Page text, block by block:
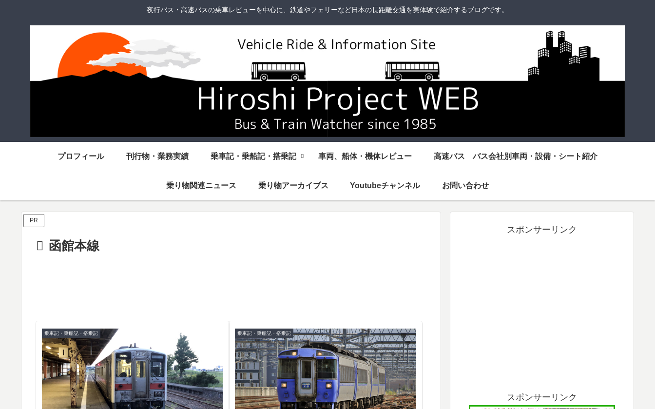
夜行バス・高速バスの乗車レビューを中心に、鉄道やフェリーなど日本の長距離交通を実体験で紹介するブログです。
プロフィール 刊行物・業務実績 乗車記・乗船記・搭乗記 車両、船体・機体レビュー 高速バス バス会社別車両・設備・シート紹介
乗り物関連ニュース 乗り物アーカイブス Youtubeチャンネル お問い合わせ
PR
函館本線
乗車記・乗船記・搭乗記 乗車記・乗船記・搭乗記
スポンサーリンク
スポンサーリンク